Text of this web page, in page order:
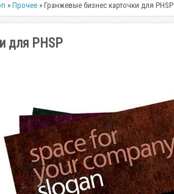
»Прочее » Гранжевые бизнес карточки для PHSP
для PHSP